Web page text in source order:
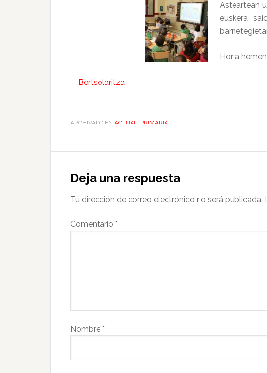
Asteartean
euskera
Hona
Bertsolaritza
ARCHIVADO EN:ACTUAL, PRIMARIA
Deja una respuesta
Tu dirección de correo electrónico no será publicada.
Comentario *
Nombre *